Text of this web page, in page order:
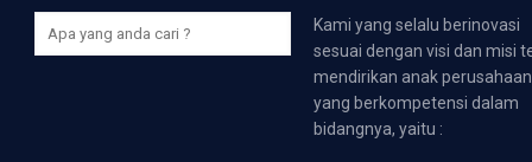
Kami yang selalu berinovasi
sesuai dengan visi dan misi
mendirikan anak perusahaan
yang berkompetensi dalam
bidangnya, yaitu :